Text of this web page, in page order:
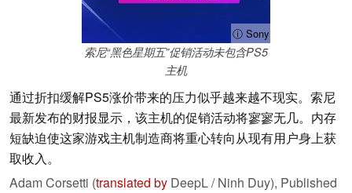
ⓘ Sony
索尼“黑色星期五”促销活动未包含PS5
主机
通过折扣缓解PS5涨价带来的压力似乎越来越不现实。索尼
最新发布的财报显示，该主机的促销活动将寥寥无几。内存
短缺迫使这家游戏主机制造商将重心转向从现有用户身上获
取收入。
Adam Corsetti (translated by DeepL / Ninh Duy), Published